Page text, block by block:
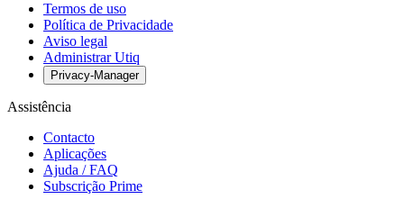
Termos de uso
Política de Privacidade
Aviso legal
Administrar Utiq
Privacy-Manager
Assistência
Contacto
Aplicações
Ajuda / FAQ
Subscrição Prime